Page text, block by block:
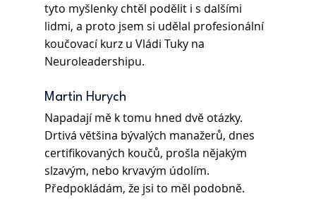
tyto myšlenky chtěl podělit i s dalšími
lidmi, a proto jsem si udělal profesionální
koučovací kurz u Vládi Tuky na
Neuroleadershipu.
Martin Hurych
Napadají mě k tomu hned dvě otázky.
Drtivá většina bývalých manažerů, dnes
certifikovaných koučů, prošla nějakým
slzavým, nebo krvavým údolím.
Předpokládám, že jsi to měl podobně.